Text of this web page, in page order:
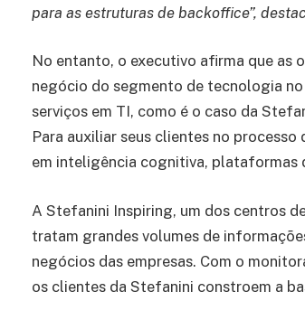
para as estruturas de backoffice”,
No entanto, o executivo afirma que as
negócio do segmento de tecnologia
serviços em TI, como é o caso da
Para auxiliar seus clientes no
em inteligência cognitiva, plataformas
A Stefanini Inspiring, um dos centros
tratam grandes volumes de
negócios das empresas. Com o
os clientes da Stefanini constroem a